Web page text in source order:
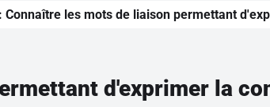
Connaître les mots de liaison permettant